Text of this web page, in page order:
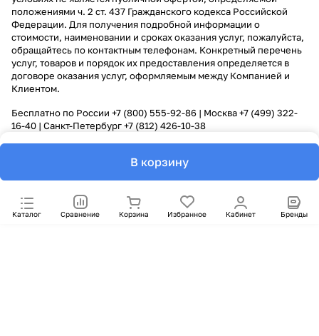
В корзину
Каталог Сравнение Корзина Избранное Кабинет Бренды
положениями ч. 2 ст. 437 Гражданского кодекса Российской
Федерации. Для получения подробной информации о
стоимости, наименовании и сроках оказания услуг, пожалуйста,
обращайтесь по контактным телефонам. Конкретный перечень
услуг, товаров и порядок их предоставления определяется в
договоре оказания услуг, оформляемым между Компанией и
Клиентом.
Бесплатно по России +7 (800) 555-92-86 | Москва+7 (499) 322-
16-40 | Санкт-Петербург+7 (812) 426-10-38